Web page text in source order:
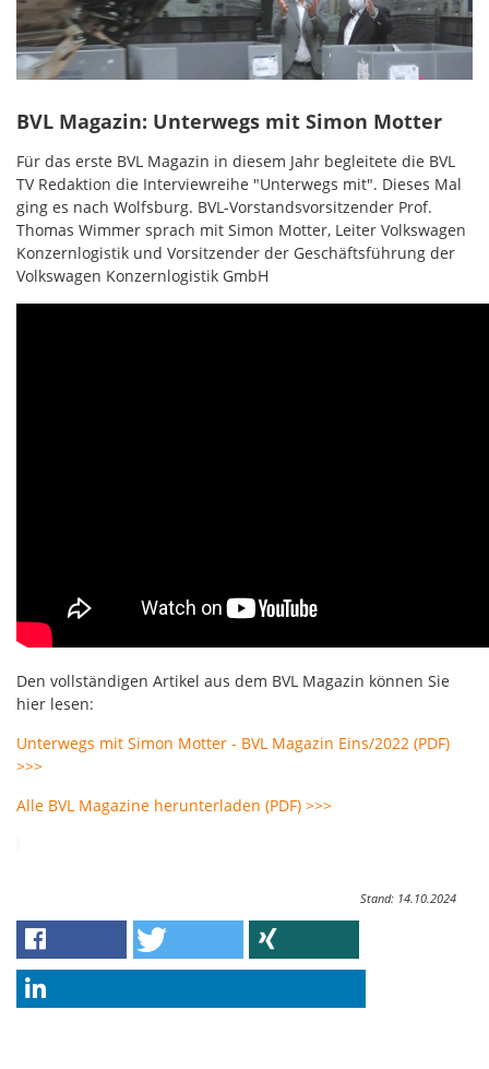
BVL Magazin: Unterwegs mit Simon Motter
Für das erste BVL Magazin in diesem Jahr begleitete die BVL
TV Redaktion die Interviewreihe "Unterwegs mit". Dieses Mal
ging es nach Wolfsburg. BVL-Vorstandsvorsitzender Prof.
Thomas Wimmer sprach mit Simon Motter, Leiter Volkswagen
Konzernlogistik und Vorsitzender der Geschäftsführung der
Volkswagen Konzernlogistik GmbH
Den vollständigen Artikel aus dem BVL Magazin können Sie
hier lesen:
Unterwegs mit Simon Motter - BVL Magazin Eins/2022 (PDF)
>>>
Alle BVL Magazine herunterladen (PDF) >>>
Stand: 14.10.2024